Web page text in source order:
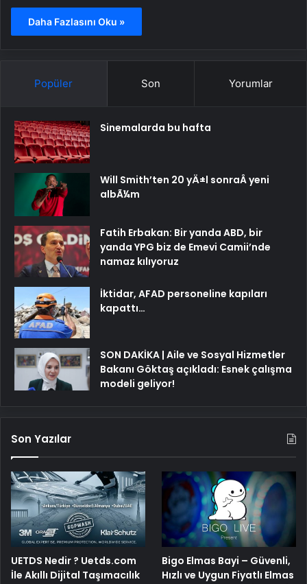
Daha Fazlasını Oku »
Popüler Son Yorumlar
Sinemalarda bu hafta
Will Smith’ten 20 yÄ±l sonraÂ yeni
albÃ¼m
Fatih Erbakan: Bir yanda ABD, bir
yanda YPG biz de Emevi Camii’nde
namaz kılıyoruz
İktidar, AFAD personeline kapıları
kapattı…
SON DAKİKA | Aile ve Sosyal Hizmetler
Bakanı Göktaş açıkladı: Esnek çalışma
modeli geliyor!
Son Yazılar
UETDS Nedir ? Uetds.com
İle Akıllı Dijital Taşımacılık
Bigo Elmas Bayi – Güvenli,
Hızlı ve Uygun Fiyatlı Elmas